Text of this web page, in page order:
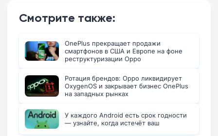
Смотрите также:
OnePlus прекращает продажи
смартфонов в США и Европе на фоне
реструктуризации Oppo
Ротация брендов: Oppo ликвидирует
OxygenOS и закрывает бизнес OnePlus
на западных рынках
У каждого Android есть срок годности
— узнайте, когда истечёт ваш